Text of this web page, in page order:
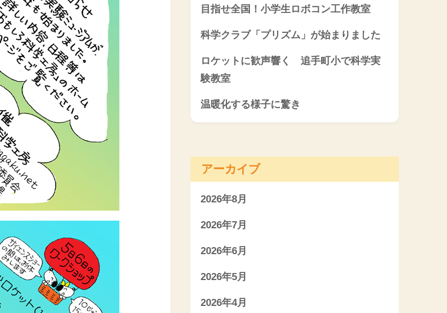
目指せ全国！小学生ロボコン工作教室
科学クラブ「プリズム」が始まりました
ロケットに歓声響く 追手町小で科学実
験教室
温暖化する様子に驚き
アーカイブ
2026年8月
2026年7月
2026年6月
2026年5月
2026年4月